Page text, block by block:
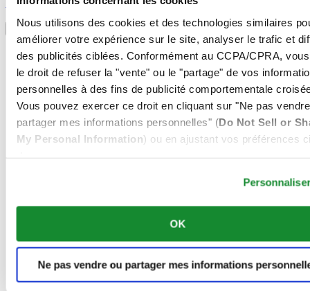
Nous utilisons des cookies et des technologies similaires
améliorer votre expérience sur le site, analyser le trafic et
des publicités ciblées. Conformément au CCPA/CPRA,
le droit de refuser la "vente" ou le "partage" de vos
personnelles à des fins de publicité comportementale
Vous pouvez exercer ce droit en cliquant sur "Ne pas
partager mes informations personnelles" (Do Not Sell or
My Personal Information) ou en ajustant vos préférences
OK
Ne pas vendre ou partager mes informations
Sélecteur de langue
Allemagne
Autriche
Belgique
Dutch
Français
Chine
简体中文
France
English
Français
Norvège
Pays-Bas